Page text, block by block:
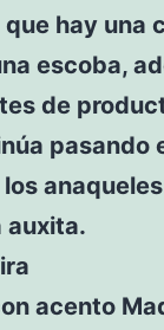
hay una
escoba,
de
pasando
auxita.
acento